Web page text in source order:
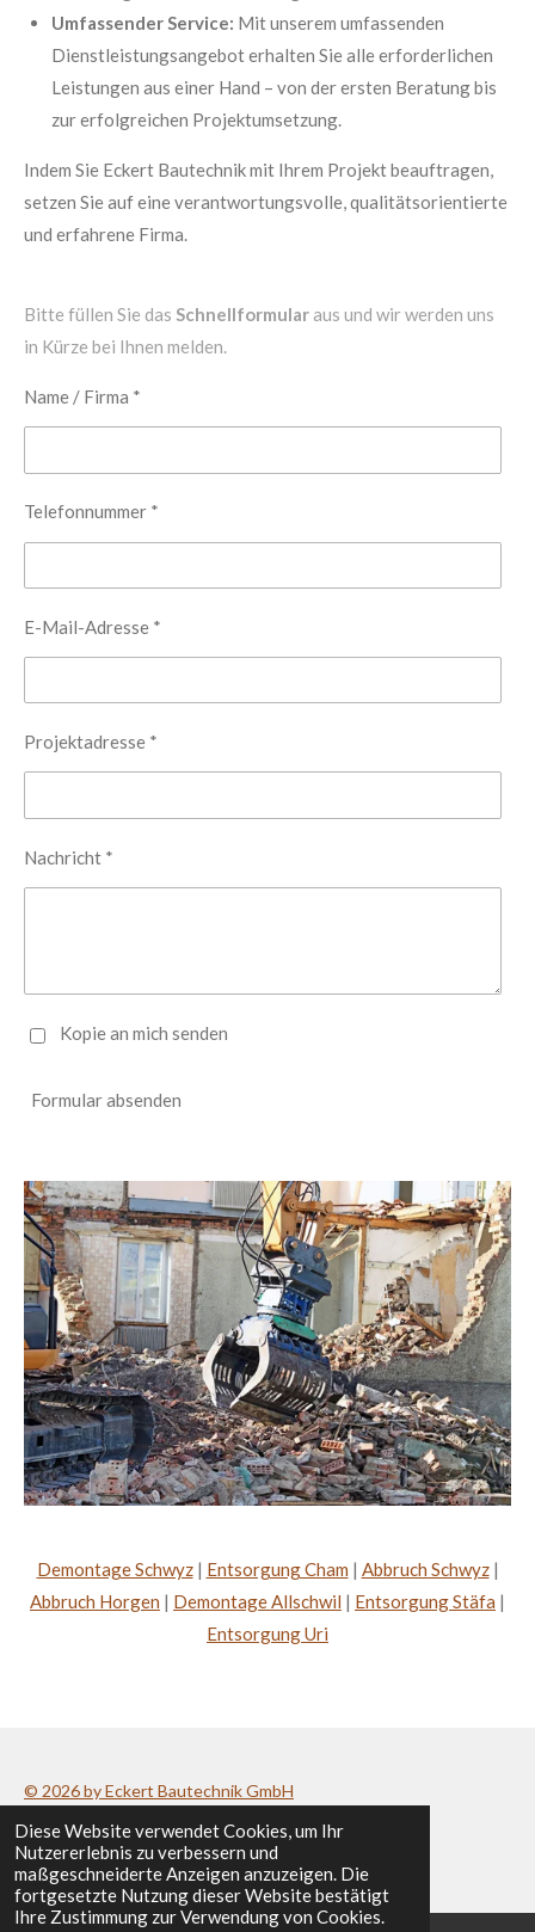
Diese Website verwendet Cookies, um Ihr
Nutzererlebnis zu verbessern und
maßgeschneiderte Anzeigen anzuzeigen. Die
fortgesetzte Nutzung dieser Website bestätigt
Ihre Zustimmung zur Verwendung von Cookies.
Umfassender Service: Mit unserem umfassenden
Dienstleistungsangebot erhalten Sie alle erforderlichen
Leistungen aus einer Hand – von der ersten Beratung bis
zur erfolgreichen Projektumsetzung.
Indem Sie Eckert Bautechnik mit Ihrem Projekt beauftragen,
setzen Sie auf eine verantwortungsvolle, qualitätsorientierte
und erfahrene Firma.
Bitte füllen Sie das Schnellformular aus und wir werden uns
in Kürze bei Ihnen melden.
Name / Firma *
Telefonnummer *
E-Mail-Adresse *
Projektadresse *
Nachricht *
Kopie an mich senden
Formular absenden
Demontage Schwyz| Entsorgung Cham | Abbruch Schwyz|
Abbruch Horgen | Demontage Allschwil | Entsorgung Stäfa |
Entsorgung Uri
© 2026 by Eckert Bautechnik GmbH
Datenschutzerklärung